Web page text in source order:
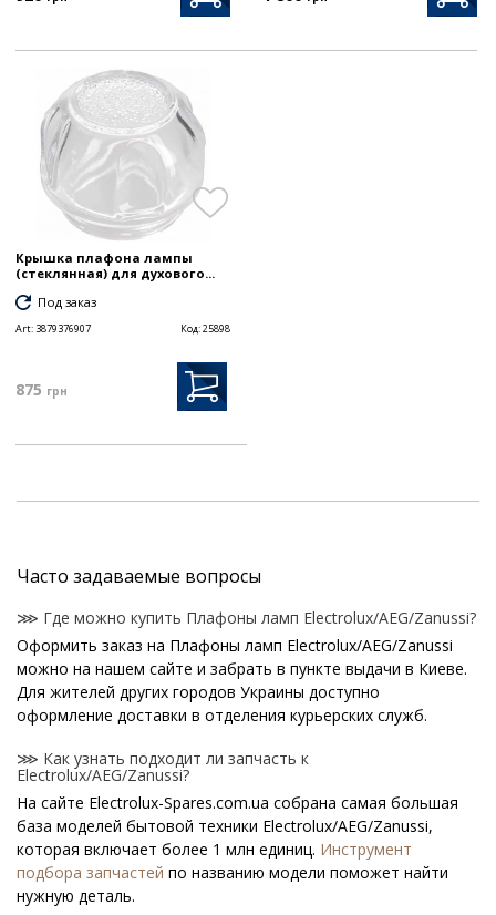
Крышка плафона лампы
(стеклянная) для духового...
Под заказ
Art: 3879376907 Код:25898
875 грн
Часто задаваемые вопросы
⋙ Где можно купить Плафоны ламп Electrolux/AEG/Zanussi?
Оформить заказ на Плафоны ламп Electrolux/AEG/Zanussi
можно на нашем сайте и забрать в пункте выдачи в Киеве.
Для жителей других городов Украины доступно
оформление доставки в отделения курьерских служб.
⋙ Как узнать подходит ли запчасть к
Electrolux/AEG/Zanussi?
На сайте Electrolux-Spares.com.ua собрана самая большая
база моделей бытовой техники Electrolux/AEG/Zanussi,
которая включает более 1 млн единиц. Инструмент
подбора запчастей по названию модели поможет найти
нужную деталь.